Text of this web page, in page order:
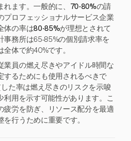
ます。一般的に、 70-80%の請
プロフェッショナルサービス企業
体の率は80-85%が理想とされて
事務所は65-85%の個別請求率を
体で約40%です。
業員の燃え尽きやアイドル時間な
するためにも使用されるべきで
た率は燃え尽きのリスクを示唆
利用を示す可能性があります。こ
疲労を防ぎ、リソース配分を最適
行うために重要です。